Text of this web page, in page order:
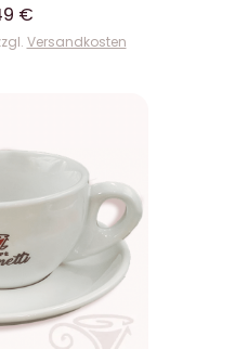
€
Versandkosten